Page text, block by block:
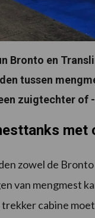
Bronto en
tussen
zuigtechter of
met
zowel de
van mengmest
cabine